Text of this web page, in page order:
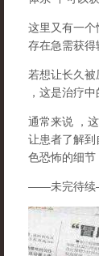
这里又有一个
存在急需获得
若想让长久
，这是治疗
通常来说 ，
让患者了解
色恐怖的细节
——未完待续